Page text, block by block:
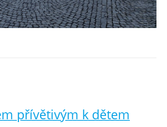
přívětivým k dětem